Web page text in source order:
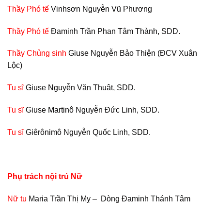
Thầy Phó tế Vinhsơn Nguyễn Vũ Phương
Thầy Phó tế Đaminh Trần Phan Tâm Thành, SDD.
Thầy Chủng sinh Giuse Nguyễn Bảo Thiện (ĐCV Xuân
Lộc)
Tu sĩGiuse Nguyễn Văn Thuật, SDD.
Tu sĩGiuse Martinô Nguyễn Đức Linh, SDD.
Tu sĩGiêrônimô Nguyễn Quốc Linh, SDD.
Phụ trách nội trú Nữ
Nữ tu Maria Trần Thị Mỵ – Dòng Đaminh Thánh Tâm